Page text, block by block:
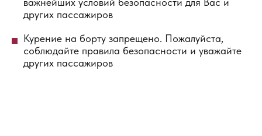
других пассажиров
Курение на борту запрещено. Пожалуйста,
соблюдайте правила безопасности и уважайте
других пассажиров